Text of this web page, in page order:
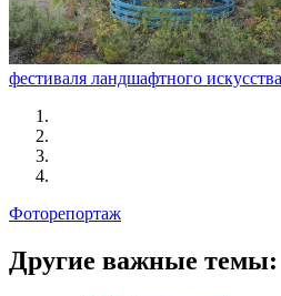
фестиваля ландшафтного
Фоторепортаж
Другие важные темы: